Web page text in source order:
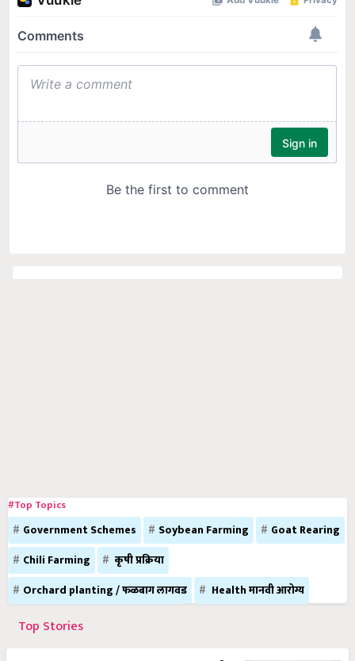
#Top Topics
Government Schemes Soybean Farming
Goat Rearing
Chili Farming
कृषी प्रक्रिया
Orchard planting / फळबाग लागवड
Health मानवी आरोग्य
Top Stories